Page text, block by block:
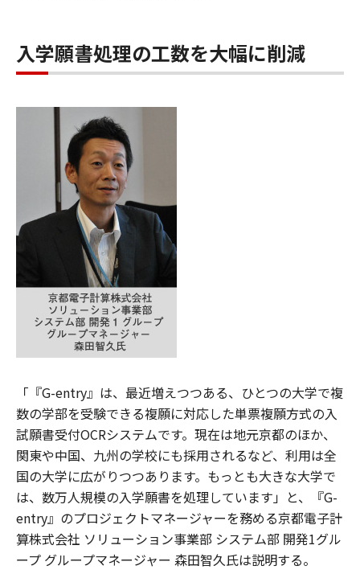
入学願書処理の工数を大幅に削減
「『G-entry』は、最近増えつつある、ひとつの大学で複
数の学部を受験できる複願に対応した単票複願方式の入
試願書受付OCRシステムです。現在は地元京都のほか、
関東や中国、九州の学校にも採用されるなど、利用は全
国の大学に広がりつつあります。もっとも大きな大学で
は、数万人規模の入学願書を処理しています」と、『G-
entry』のプロジェクトマネージャーを務める京都電子計
算株式会社 ソリューション事業部 システム部 開発1グル
ープ グループマネージャー 森田智久氏は説明する。